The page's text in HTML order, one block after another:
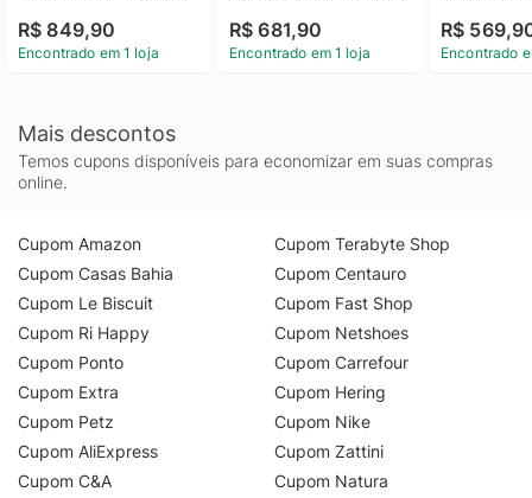
R$ 849,90
Encontrado em 1 loja
R$ 681,90
Encontrado em 1 loja
R$
Encontrado
Mais descontos
Temos cupons disponíveis para economizar em suas compras
online.
Cupom Amazon
Cupom Casas Bahia
Cupom Le Biscuit
Cupom Ri Happy
Cupom Ponto
Cupom Extra
Cupom Petz
Cupom AliExpress
Cupom C&A
Cupom Terabyte Shop
Cupom Centauro
Cupom Fast Shop
Cupom Netshoes
Cupom Carrefour
Cupom Hering
Cupom Nike
Cupom Zattini
Cupom Natura